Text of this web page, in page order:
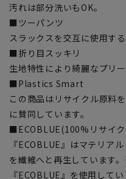
汚れは部分洗いもOK。
■ツーパンツ
スラックスを交互に使用す
■折り目スッキリ
生地特性により綺麗なプリ
■Plastics Smart
この商品はリサイクル原料
に賛同しています。
■ECOBLUE(100%リサイ
『ECOBLUE』はマテリア
を繊維へと再生しています
『ECOBLUE』を使用してい